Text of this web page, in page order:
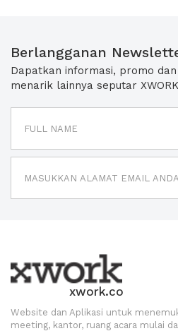
Berlangganan
Dapatkan informasi, promo
menarik lainnya seputar
xwork.co
Website dan Aplikasi untuk
meeting, kantor, ruang acara mulai